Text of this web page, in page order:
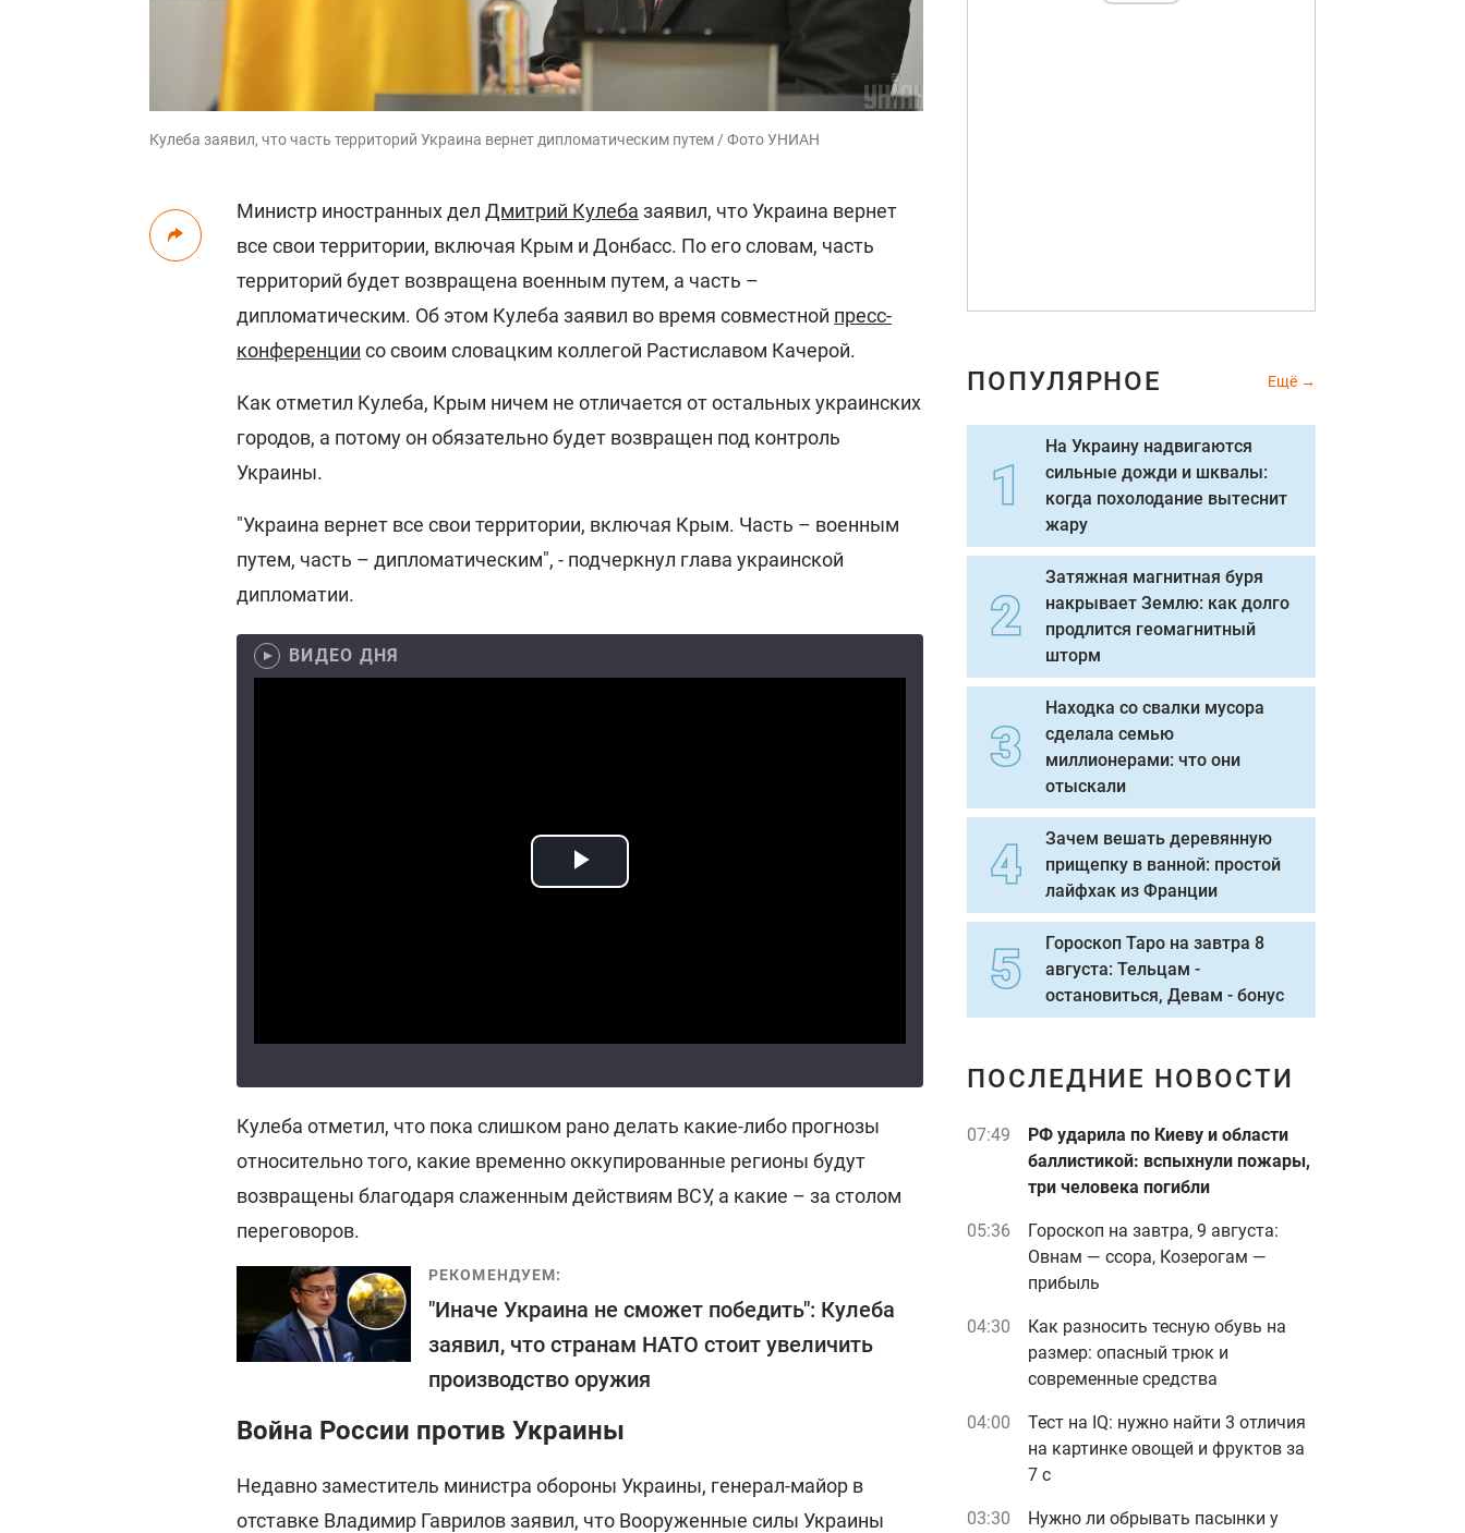
Кулеба заявил, что часть территорий Украина вернет дипломатическим путем / Фото УНИАН
Министр иностранных дел Дмитрий Кулеба заявил, что Украина вернет
все свои территории, включая Крым и Донбасс. По его словам, часть
территорий будет возвращена военным путем, а часть –
дипломатическим. Об этом Кулеба заявил во время совместной пресс-
конференции со своим словацким коллегой Растиславом Качерой.
Как отметил Кулеба, Крым ничем не отличается от остальных украинских
городов, а потому он обязательно будет возвращен под контроль
Украины.
"Украина вернет все свои территории, включая Крым. Часть – военным
путем, часть – дипломатическим", - подчеркнул глава украинской
дипломатии.
ВИДЕО ДНЯ
Кулеба отметил, что пока слишком рано делать какие-либо прогнозы
относительно того, какие временно оккупированные регионы будут
возвращены благодаря слаженным действиям ВСУ, а какие – за столом
переговоров.
РЕКОМЕНДУЕМ:
"Иначе Украина не сможет победить": Кулеба
заявил, что странам НАТО стоит увеличить
производство оружия
Война России против Украины
Недавно заместитель министра обороны Украины, генерал-майор в
отставке Владимир Гаврилов заявил, что Вооруженные силы Украины
ПОПУЛЯРНОЕ Ещё
На Украину надвигаются
сильные дожди и шквалы:
когда похолодание вытеснит
жару
Затяжная магнитная буря
накрывает Землю: как долго
продлится геомагнитный
шторм
Находка со свалки мусора
сделала семью
миллионерами: что они
отыскали
Зачем вешать деревянную
прищепку в ванной: простой
лайфхак из Франции
Гороскоп Таро на завтра 8
августа: Тельцам -
остановиться, Девам - бонус
ПОСЛЕДНИЕ НОВОСТИ
07:49
РФ ударила по Киеву и области
баллистикой: вспыхнули пожары,
три человека погибли
05:36
Гороскоп на завтра, 9 августа:
Овнам — ссора, Козерогам —
прибыль
04:30
Как разносить тесную обувь на
размер: опасный трюк и
современные средства
04:00
Тест на IQ: нужно найти 3 отличия
на картинке овощей и фруктов за
7 с
03:30
Нужно ли обрывать пасынки у